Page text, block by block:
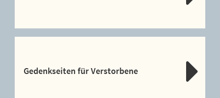
Gedenkseiten für Verstorbene